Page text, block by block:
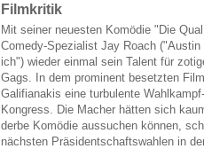
Filmkritik
Mit seiner neuesten Komödie "Die
Comedy-Spezialist Jay Roach
ich") wieder einmal sein Talent für
Gags. In dem prominent besetzten
Galifianakis eine turbulente
Kongress. Die Macher hätten sich
derbe Komödie aussuchen können,
nächsten Präsidentschaftswahlen in